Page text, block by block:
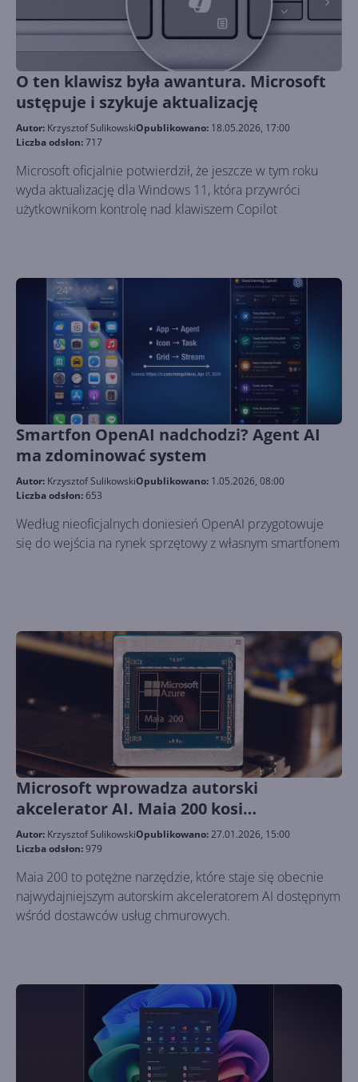
O ten klawisz była awantura. Microsoft
ustępuje i szykuje aktualizację
Autor: Krzysztof SulikowskiOpublikowano: 18.05.2026, 17:00
Liczba odsłon:717
Microsoft oficjalnie potwierdził, że jeszcze w tym roku
wyda aktualizację dla Windows 11, która przywróci
użytkownikom kontrolę nad klawiszem Copilot
Smartfon OpenAI nadchodzi? Agent AI
ma zdominować system
Autor: Krzysztof SulikowskiOpublikowano: 1.05.2026, 08:00
Liczba odsłon:653
Według nieoficjalnych doniesień OpenAI przygotowuje
się do wejścia na rynek sprzętowy z własnym smartfonem
Microsoft wprowadza autorski
akcelerator AI. Maia 200 kosi
konkurencję
Autor: Krzysztof SulikowskiOpublikowano:27.01.2026, 15:00
Liczba odsłon:979
Maia 200 to potężne narzędzie, które staje się obecnie
najwydajniejszym autorskim akceleratorem AI dostępnym
wśród dostawców usług chmurowych.